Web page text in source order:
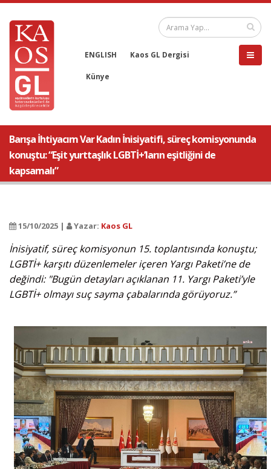
ENGLISH Kaos GL Dergisi
Künye
Barışa İhtiyacım Var Kadın İnisiyatifi, süreç komisyonunda
konuştu: “Eşit yurttaşlık LGBTİ+’ların eşitliğini de
kapsamalı”
15/10/2025 | Yazar: Kaos GL
İnisiyatif, süreç komisyonun 15. toplantısında konuştu;
LGBTİ+ karşıtı düzenlemeler içeren Yargı Paketi’ne de
değindi: "Bugün detayları açıklanan 11. Yargı Paketi’yle
LGBTİ+ olmayı suç sayma çabalarında görüyoruz.”